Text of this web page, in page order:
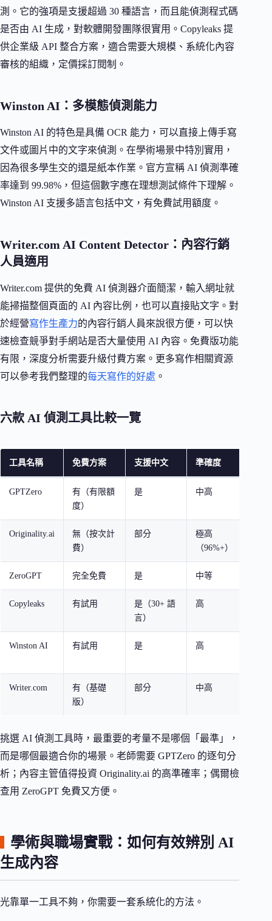
測。它的強項是支援超過 30 種語言，而且能偵測程式碼
是否由 AI 生成，對軟體開發團隊很實用。Copyleaks 提
供企業級 API 整合方案，適合需要大規模、系統化內容
審核的組織，定價採訂閱制。
Winston AI：多模態偵測能力
Winston AI 的特色是具備 OCR 能力，可以直接上傳手寫
文件或圖片中的文字來偵測。在學術場景中特別實用，
因為很多學生交的還是紙本作業。官方宣稱 AI 偵測準確
率達到 99.98%，但這個數字應在理想測試條件下理解。
Winston AI 支援多語言包括中文，有免費試用額度。
Writer.com AI Content Detector：內容行銷
人員適用
Writer.com 提供的免費 AI 偵測器介面簡潔，輸入網址就
能掃描整個頁面的 AI 內容比例，也可以直接貼文字。對
於經營寫作生產力的內容行銷人員來說很方便，可以快
速檢查競爭對手網站是否大量使用 AI 內容。免費版功能
有限，深度分析需要升級付費方案。更多寫作相關資源
可以參考我們整理的每天寫作的好處 。
六款 AI 偵測工具比較一覽
工具名稱 免費方案 支援中文 準確度
GPTZero
有（有限額
度）
是 中高
Originality.ai
無（按次計
費）
部分
極高
（96%+）
ZeroGPT 完全免費 是 中等
Copyleaks 有試用
是（30+ 語
言）
高
Winston AI 有試用 是 高
Writer.com
有（基礎
版）
部分 中高
挑選 AI 偵測工具時，最重要的考量不是哪個「最準」，
而是哪個最適合你的場景。老師需要 GPTZero 的逐句分
析；內容主管值得投資 Originality.ai 的高準確率；偶爾檢
查用 ZeroGPT 免費又方便。
學術與職場實戰：如何有效辨別 AI
生成內容
光靠單一工具不夠，你需要一套系統化的方法。